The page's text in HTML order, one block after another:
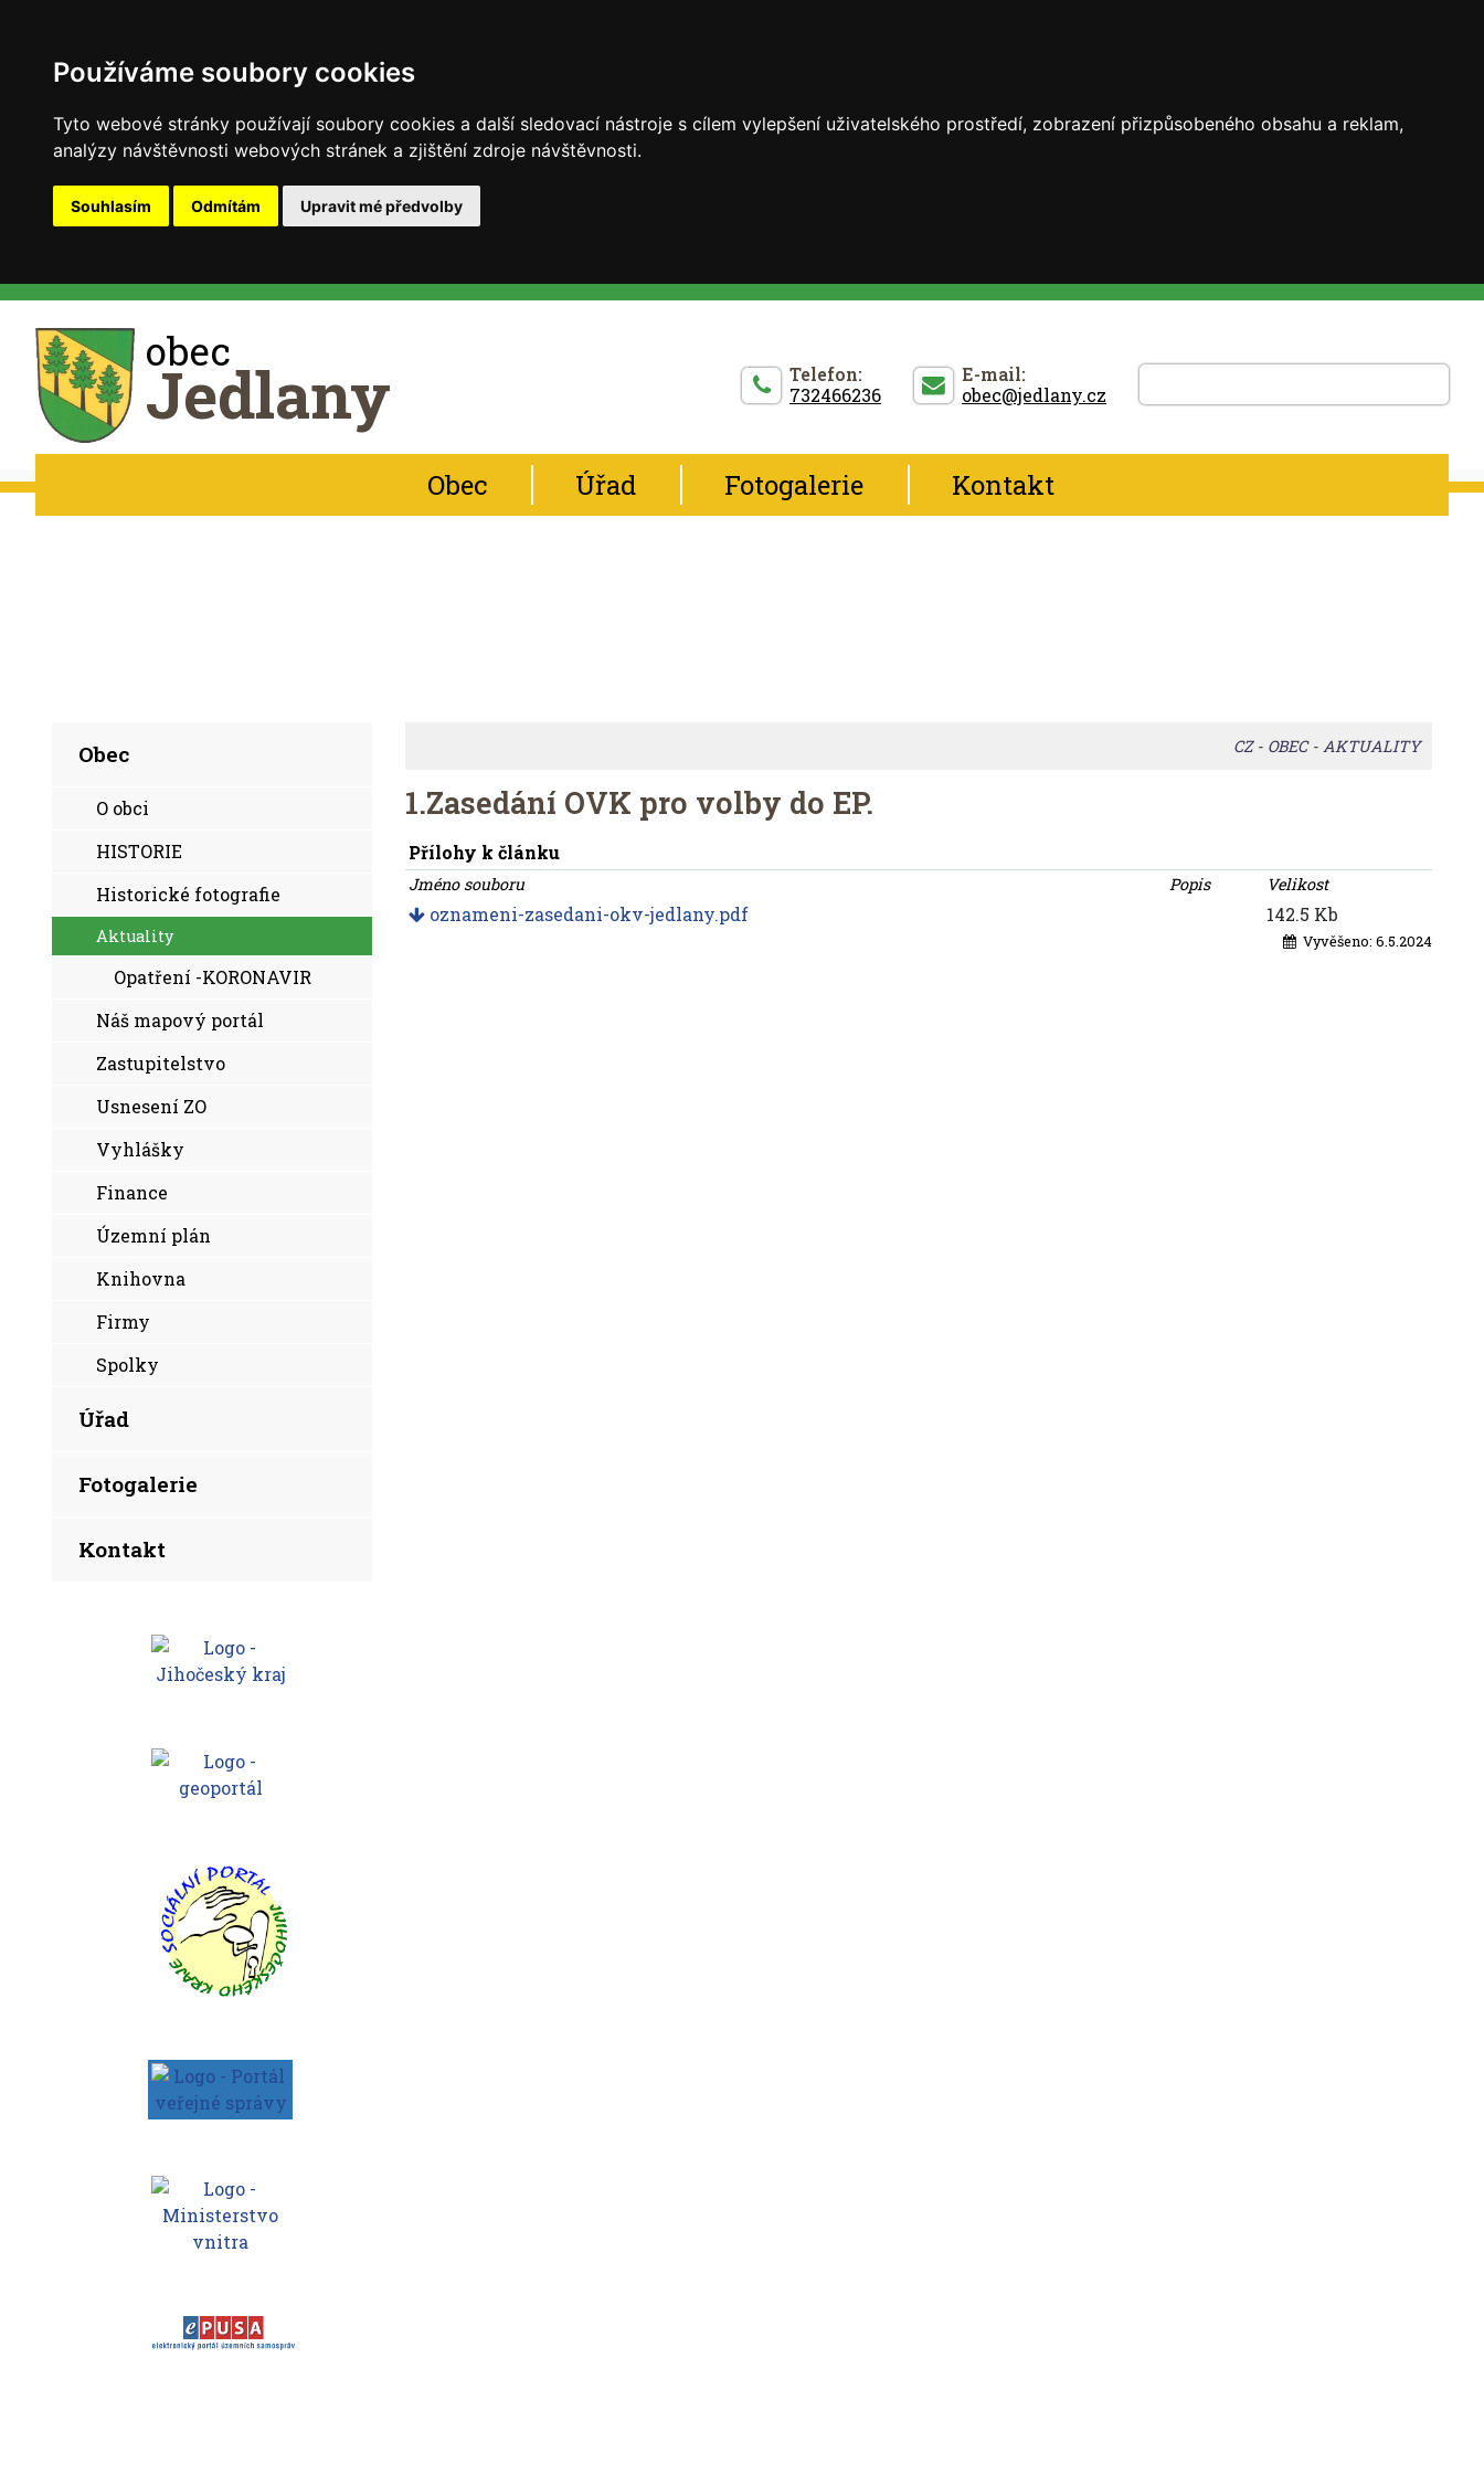
Používáme soubory cookies
Tyto webové stránky používají soubory cookies a další sledovací nástroje s cílem vylepšení uživatelského prostředí, zobrazení přizpůsobeného obsahu a reklam,
analýzy návštěvnosti webových stránek a zjištění zdroje návštěvnosti.
Souhlasím Odmítám Upravit mé předvolby
obec
Jedlany
Telefon:
732466236
E-mail:
obec@jedlany.cz
Obec Úřad Fotogalerie Kontakt
Obec
O obci
HISTORIE
Historické fotografie
Aktuality
Opatření -KORONAVIR
Náš mapový portál
Zastupitelstvo
Usnesení ZO
Vyhlášky
Finance
Územní plán
Knihovna
Firmy
Spolky
Úřad
Fotogalerie
Kontakt
CZ- OBEC- AKTUALITY
1.Zasedání OVK pro volby do EP.
Přílohy k článku
Jméno souboru Popis Velikost
oznameni-zasedani-okv-jedlany.pdf 142.5 Kb
Vyvěšeno: 6.5.2024